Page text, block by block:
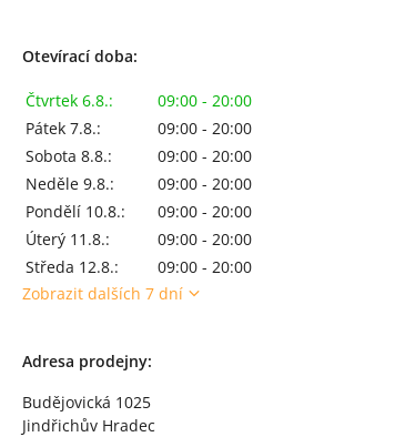
Otevírací doba:
Čtvrtek 6.8.:
09:00 - 20:00
Pátek 7.8.:
09:00 - 20:00
Sobota 8.8.:
09:00 - 20:00
Neděle 9.8.:
09:00 - 20:00
Pondělí 10.8.:
09:00 - 20:00
Úterý 11.8.:
09:00 - 20:00
Středa 12.8.:
09:00 - 20:00
Zobrazit dalších 7 dní
Adresa prodejny:
Budějovická 1025
Jindřichův Hradec